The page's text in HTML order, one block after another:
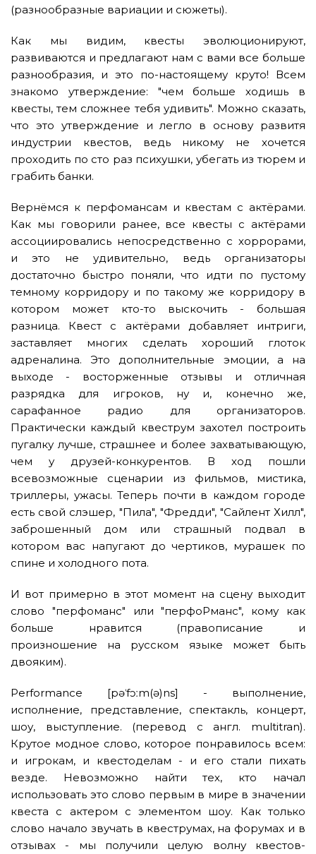
(разнообразные вариации и сюжеты).
Как мы видим, квесты эволюционируют,
развиваются и предлагают нам с вами все больше
разнообразия, и это по-настоящему круто! Всем
знакомо утверждение: "чем больше ходишь в
квесты, тем сложнее тебя удивить". Можно сказать,
что это утверждение и легло в основу развитя
индустрии квестов, ведь никому не хочется
проходить по сто раз психушки, убегать из тюрем и
грабить банки.
Вернёмся к перфомансам и квестам с актёрами.
Как мы говорили ранее, все квесты с актёрами
ассоциировались непосредственно с хоррорами,
и это не удивительно, ведь организаторы
достаточно быстро поняли, что идти по пустому
темному корридору и по такому же корридору в
котором может кто-то выскочить - большая
разница. Квест с актёрами добавляет интриги,
заставляет многих сделать хороший глоток
адреналина. Это дополнительные эмоции, а на
выходе - восторженные отзывы и отличная
разрядка для игроков, ну и, конечно же,
сарафанное радио для организаторов.
Практически каждый квеструм захотел построить
пугалку лучше, страшнее и более захватывающую,
чем у друзей-конкурентов. В ход пошли
всевозможные сценарии из фильмов, мистика,
триллеры, ужасы. Теперь почти в каждом городе
есть свой слэшер, "Пила", "Фредди", "Сайлент Хилл",
заброшенный дом или страшный подвал в
котором вас напугают до чертиков, мурашек по
спине и холодного пота.
И вот примерно в этот момент на сцену выходит
слово "перфоманс" или "перфоРманс", кому как
больше нравится (правописание и
произношение на русском языке может быть
двояким).
Performance [pəˈfɔːm(ə)ns] - выполнение,
исполнение, представление, спектакль, концерт,
шоу, выступление. (перевод с англ. multitran).
Крутое модное слово, которое понравилось всем:
и игрокам, и квестоделам - и его стали пихать
везде. Невозможно найти тех, кто начал
использовать это слово первым в мире в значении
квеста с актером с элементом шоу. Как только
слово начало звучать в квеструмах, на форумах и в
отзывах - мы получили целую волну квестов-